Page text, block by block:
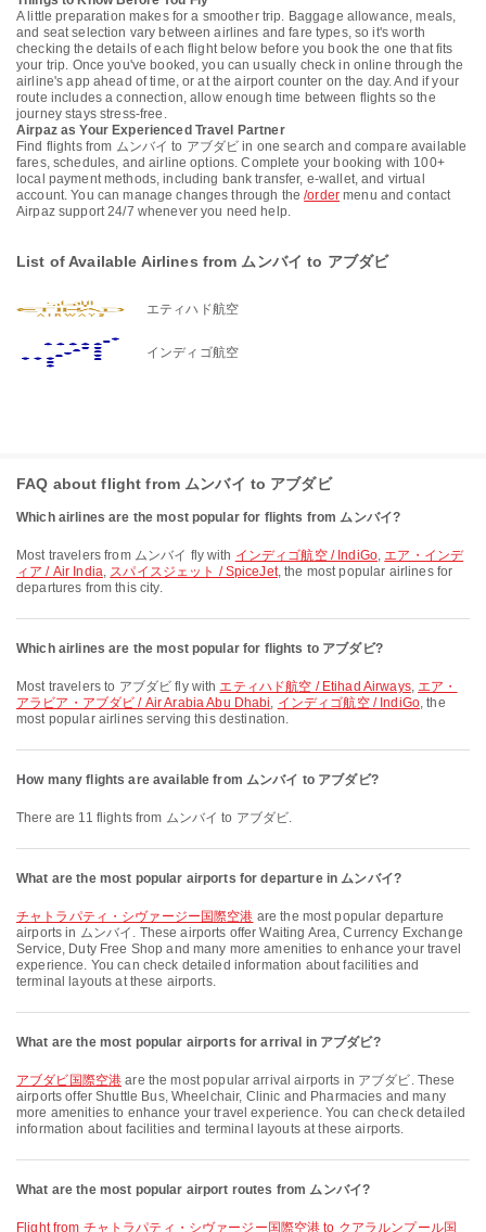
A little preparation makes for a smoother trip. Baggage allowance, meals,
and seat selection vary between airlines and fare types, so it's worth
checking the details of each flight below before you book the one that fits
your trip. Once you've booked, you can usually check in online through the
airline's app ahead of time, or at the airport counter on the day. And if your
route includes a connection, allow enough time between flights so the
journey stays stress-free.
Airpaz as Your Experienced Travel Partner
Find flights from ムンバイ to アブダビ in one search and compare available
fares, schedules, and airline options. Complete your booking with 100+
local payment methods, including bank transfer, e-wallet, and virtual
account. You can manage changes through the/order menu and contact
Airpaz support 24/7 whenever you need help.
List of Available Airlines from ムンバイ to アブダビ
エティハド航空
インディゴ航空
FAQ about flight from ムンバイ to アブダビ
Which airlines are the most popular for flights from ムンバイ?
Most travelers from ムンバイ fly with インディゴ航空 / IndiGo, エア・インデ
ィア / Air India, スパイスジェット / SpiceJet, the most popular airlines for
departures from this city.
Which airlines are the most popular for flights to アブダビ?
Most travelers to アブダビ fly with エティハド航空 / Etihad Airways, エア・
アラビア・アブダビ / Air Arabia Abu Dhabi, インディゴ航空 / IndiGo, the
most popular airlines serving this destination.
How many flights are available from ムンバイ to アブダビ?
There are 11 flights from ムンバイ to アブダビ.
What are the most popular airports for departure in ムンバイ?
チャトラパティ・シヴァージー国際空港 are the most popular departure
airports in ムンバイ. These airports offer Waiting Area, Currency Exchange
Service, Duty Free Shop and many more amenities to enhance your travel
experience. You can check detailed information about facilities and
terminal layouts at these airports.
What are the most popular airports for arrival in アブダビ?
アブダビ国際空港 are the most popular arrival airports in アブダビ. These
airports offer Shuttle Bus, Wheelchair, Clinic and Pharmacies and many
more amenities to enhance your travel experience. You can check detailed
information about facilities and terminal layouts at these airports.
What are the most popular airport routes from ムンバイ?
flight from チャトラパティ・シヴァージー国際空港 to クアラルンプール国